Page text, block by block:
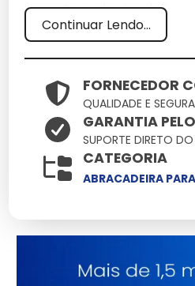
Inovação e robustez definem
para tubos hidráulicos
hoje no mercado. Aqui você
cada abraçadeiras para
comprar deve entregar o
com o mínimo de
tempo e recursos.
Especificações
Atributo
Normas
Continuar Lendo...
FORNECEDOR
QUALIDADE E
GARANTIA
SUPORTE DIRETO
CATEGORIA
ABRACADEIRA